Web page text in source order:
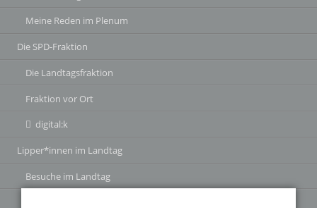
Meine Reden im Plenum
Die SPD-Fraktion
Die Landtagsfraktion
Fraktion vor Ort
digital:k
Lipper*innen im Landtag
Besuche im Landtag